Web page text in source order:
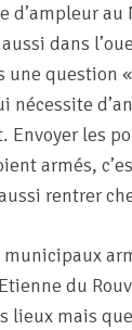
dans
une question
nécessite
Envoyer les
armés,
rentrer
du
lieux mais